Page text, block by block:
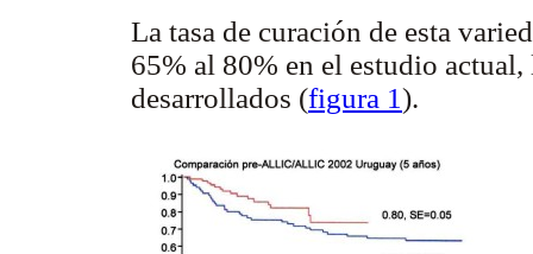
La tasa de curación de esta
65% al 80% en el estudio actual,
desarrollados (figura 1).